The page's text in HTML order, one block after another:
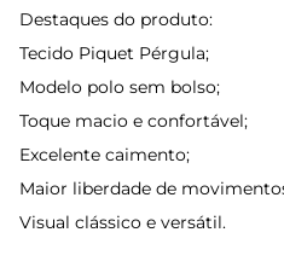
Destaques do produto:
Tecido Piquet Pérgula;
Modelo polo sem bolso;
Toque macio e confortável;
Excelente caimento;
Maior liberdade de
Visual clássico e versátil.